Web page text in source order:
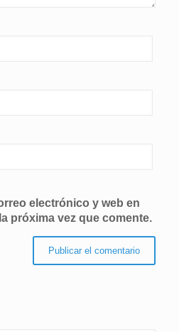
electrónico y web en
próxima vez que comente.